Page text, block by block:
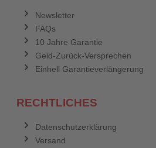
Newsletter
FAQs
10 Jahre Garantie
Geld-Zurück-Versprechen
Einhell Garantieverlängerung
RECHTLICHES
Datenschutzerklärung
Versand